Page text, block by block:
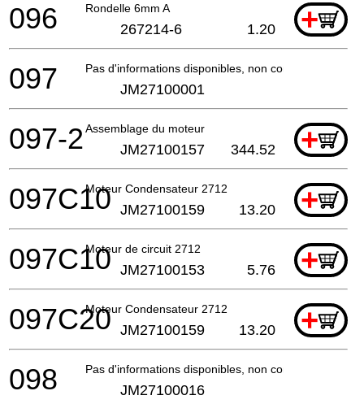
Rondelle 6mm A +
096 267214-6 1.20
Pas d'informations disponibles, non commandable
097 JM27100001
Assemblage du moteur +
097-2 JM27100157 344.52
Moteur Condensateur 2712 +
097C10 JM27100159 13.20
Moteur de circuit 2712 +
097C10 JM27100153 5.76
Moteur Condensateur 2712 +
097C20 JM27100159 13.20
Pas d'informations disponibles, non commandable
098 JM27100016